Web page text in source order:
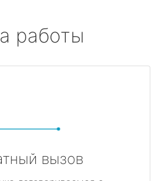
работы
вызов